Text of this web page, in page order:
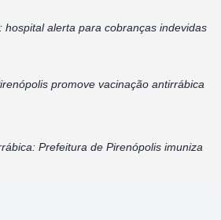
hospital alerta para cobranças indevidas
promove vacinação antirrábica
Prefeitura de Pirenópolis imuniza